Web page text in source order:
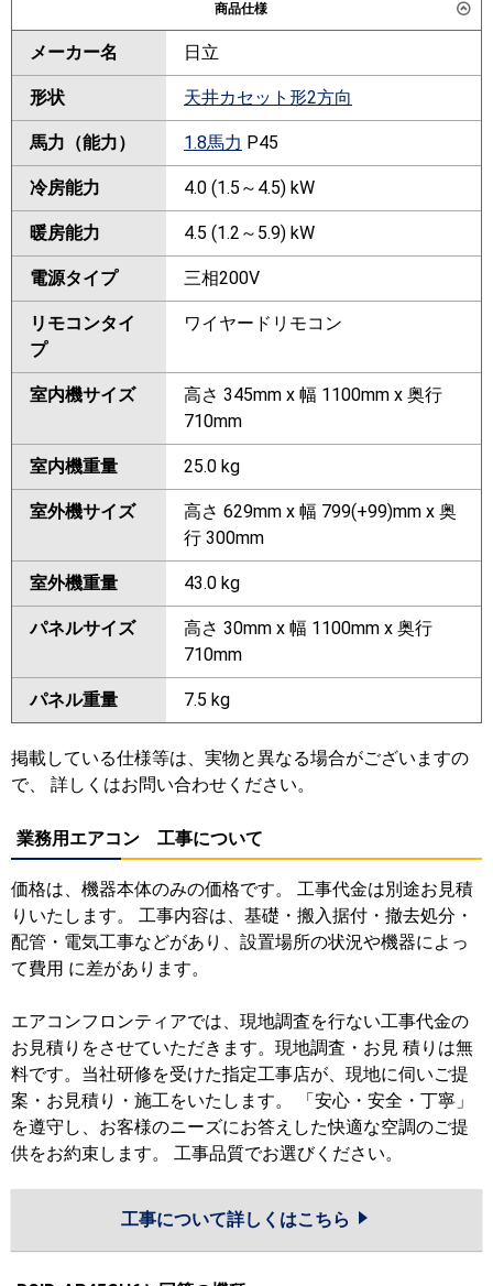
商品仕様
メーカー名 日立
形状 天井カセット形2方向
馬力（能力） 1.8馬力 P45
冷房能力 4.0 (1.5～4.5) kW
暖房能力 4.5 (1.2～5.9) kW
電源タイプ 三相200V
リモコンタイ
プ
ワイヤードリモコン
室内機サイズ
高さ 345mm x 幅 1100mm x 奥行
710mm
室内機重量 25.0 kg
室外機サイズ
高さ 629mm x 幅 799(+99)mm x 奥
行 300mm
室外機重量 43.0 kg
パネルサイズ
高さ 30mm x 幅 1100mm x 奥行
710mm
パネル重量 7.5 kg
掲載している仕様等は、実物と異なる場合がございますの
で、 詳しくはお問い合わせください。
業務用エアコン 工事について
価格は、機器本体のみの価格です。 工事代金は別途お見積
りいたします。 工事内容は、基礎・搬入据付・撤去処分・
配管・電気工事などがあり、設置場所の状況や機器によっ
て費用 に差があります。
エアコンフロンティアでは、現地調査を行ない工事代金の
お見積りをさせていただきます。現地調査・お見 積りは無
料です。当社研修を受けた指定工事店が、現地に伺いご提
案・お見積り・施工をいたします。 「安心・安全・丁寧」
を遵守し、お客様のニーズにお答えした快適な空調のご提
供をお約束します。 工事品質でお選びください。
工事について詳しくはこちら